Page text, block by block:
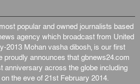
popular and owned journalists based
agency which broadcast from United
2013 Mohan vasha dibosh, is our first
proudly announces that gbnews24.com
anniversary across the globe including
the eve of 21st February 2014.